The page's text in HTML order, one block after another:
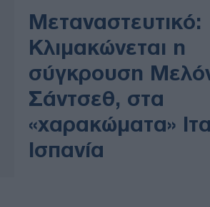
Μεταναστευτικό:
Κλιμακώνεται η
σύγκρουση
Σάντσεθ, στα
«χαρακώματα»
Ισπανία